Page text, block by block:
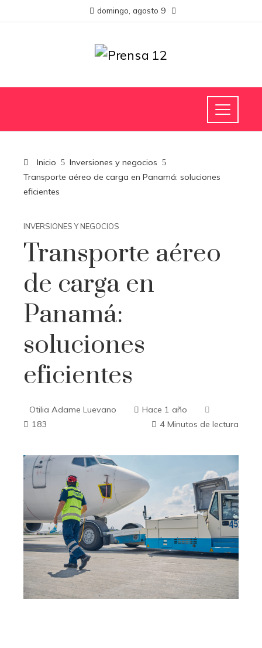
domingo, agosto 9
Inicio
Inversiones y negocios
Transporte aéreo de carga en Panamá: soluciones
eficientes
INVERSIONES Y NEGOCIOS
Transporte aéreo
de carga en
Panamá:
soluciones
eficientes
Otilia Adame Luevano
Hace 1 año
183
4 Minutos de lectura